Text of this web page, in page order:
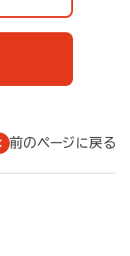
前のページに戻る